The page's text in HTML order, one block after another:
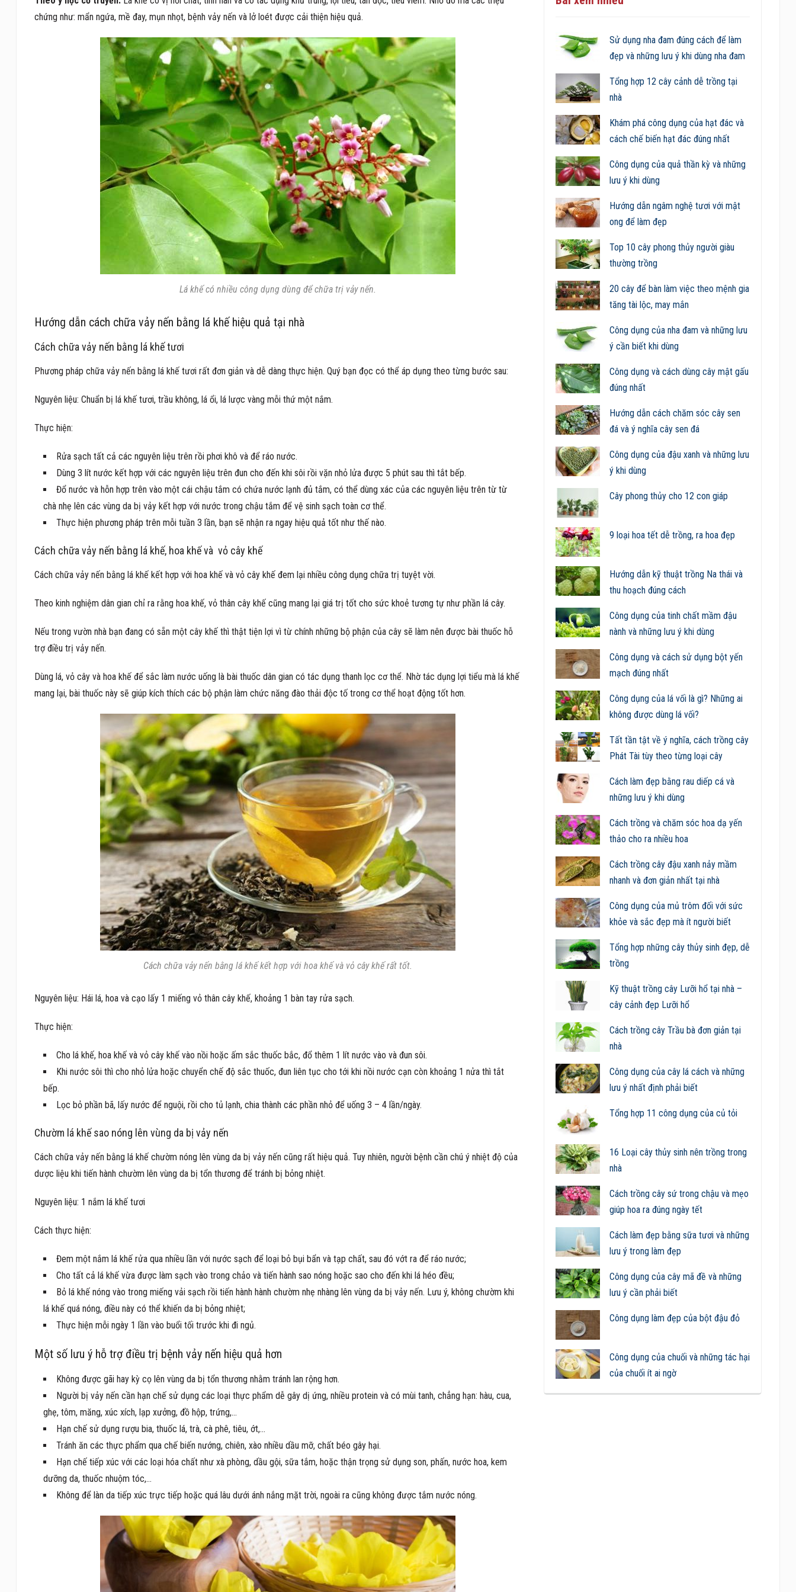
chứng như: mẩn ngứa, mề đay, mụn nhọt, bệnh vảy nến và lở loét được cải thiện hiệu quả.
Lá khế có nhiều công dụng dùng để chữa trị vảy nến.
Hướng dẫn cách chữa vảy nến bằng lá khế hiệu quả tại nhà
Cách chữa vảy nến bằng lá khế tươi
Phương pháp chữa vảy nến bằng lá khế tươi rất đơn giản và dễ dàng thực hiện. Quý bạn đọc có thể áp dụng theo từng bước sau:
Nguyên liệu: Chuẩn bị lá khế tươi, trầu không, lá ổi, lá lược vàng mỗi thứ một nắm.
Thực hiện:
Rửa sạch tất cả các nguyên liệu trên rồi phơi khô và để ráo nước.
Dùng 3 lít nước kết hợp với các nguyên liệu trên đun cho đến khi sôi rồi vặn nhỏ lửa được 5 phút sau thì tắt bếp.
Đổ nước và hỗn hợp trên vào một cái chậu tắm có chứa nước lạnh đủ tắm, có thể dùng xác của các nguyên liệu trên từ từ
chà nhẹ lên các vùng da bị vảy kết hợp với nước trong chậu tắm để vệ sinh sạch toàn cơ thể.
Thực hiện phương pháp trên mỗi tuần 3 lần, bạn sẽ nhận ra ngay hiệu quả tốt như thế nào.
Cách chữa vảy nến bằng lá khế, hoa khế và vỏ cây khế
Cách chữa vảy nến bằng lá khế kết hợp với hoa khế và vỏ cây khế đem lại nhiều công dụng chữa trị tuyệt vời.
Theo kinh nghiệm dân gian chỉ ra rằng hoa khế, vỏ thân cây khế cũng mang lại giá trị tốt cho sức khoẻ tương tự như phần lá cây.
Nếu trong vườn nhà bạn đang có sẵn một cây khế thì thật tiện lợi vì từ chính những bộ phận của cây sẽ làm nên được bài thuốc hỗ
trợ điều trị vảy nến.
Dùng lá, vỏ cây và hoa khế để sắc làm nước uống là bài thuốc dân gian có tác dụng thanh lọc cơ thể. Nhờ tác dụng lợi tiểu mà lá khế
mang lại, bài thuốc này sẽ giúp kích thích các bộ phận làm chức năng đào thải độc tố trong cơ thể hoạt động tốt hơn.
Cách chữa vảy nến bằng lá khế kết hợp với hoa khế và vỏ cây khế rất tốt.
Nguyên liệu: Hái lá, hoa và cạo lấy 1 miếng vỏ thân cây khế, khoảng 1 bàn tay rửa sạch.
Thực hiện:
Cho lá khế, hoa khế và vỏ cây khế vào nồi hoặc ấm sắc thuốc bắc, đổ thêm 1 lít nước vào và đun sôi.
Khi nước sôi thì cho nhỏ lửa hoặc chuyển chế độ sắc thuốc, đun liên tục cho tới khi nồi nước cạn còn khoảng 1 nửa thì tắt
bếp.
Lọc bỏ phần bã, lấy nước để nguội, rồi cho tủ lạnh, chia thành các phần nhỏ để uống 3 – 4 lần/ngày.
Chườm lá khế sao nóng lên vùng da bị vảy nến
Cách chữa vảy nến bằng lá khế chườm nóng lên vùng da bị vảy nến cũng rất hiệu quả. Tuy nhiên, người bệnh cần chú ý nhiệt độ của
dược liệu khi tiến hành chườm lên vùng da bị tổn thương để tránh bị bỏng nhiệt.
Nguyên liệu: 1 nắm lá khế tươi
Cách thực hiện:
Đem một nắm lá khế rửa qua nhiều lần với nước sạch để loại bỏ bụi bẩn và tạp chất, sau đó vớt ra để ráo nước;
Cho tất cả lá khế vừa được làm sạch vào trong chảo và tiến hành sao nóng hoặc sao cho đến khi lá héo đều;
Bỏ lá khế nóng vào trong miếng vải sạch rồi tiến hành hành chườm nhẹ nhàng lên vùng da bị vảy nến. Lưu ý, không chườm khi
lá khế quá nóng, điều này có thể khiến da bị bỏng nhiệt;
Thực hiện mỗi ngày 1 lần vào buổi tối trước khi đi ngủ.
Một số lưu ý hỗ trợ điều trị bệnh vảy nến hiệu quả hơn
Không được gãi hay kỳ cọ lên vùng da bị tổn thương nhằm tránh lan rộng hơn.
Người bị vảy nến cần hạn chế sử dụng các loại thực phẩm dễ gây dị ứng, nhiều protein và có mùi tanh, chẳng hạn: hàu, cua,
ghẹ, tôm, măng, xúc xích, lạp xưởng, đồ hộp, trứng,…
Hạn chế sử dụng rượu bia, thuốc lá, trà, cà phê, tiêu, ớt,…
Tránh ăn các thực phẩm qua chế biến nướng, chiên, xào nhiều dầu mỡ, chất béo gây hại.
Hạn chế tiếp xúc với các loại hóa chất như xà phòng, dầu gội, sữa tắm, hoặc thận trọng sử dụng son, phấn, nước hoa, kem
dưỡng da, thuốc nhuộm tóc,…
Không để làn da tiếp xúc trực tiếp hoặc quá lâu dưới ánh nắng mặt trời, ngoài ra cũng không được tắm nước nóng.
Sử dụng nha đam đúng cách để làm
đẹp và những lưu ý khi dùng nha đam
Tổng hợp 12 cây cảnh dễ trồng tại
nhà
Khám phá công dụng của hạt đác và
cách chế biến hạt đác đúng nhất
Công dụng của quả thần kỳ và những
lưu ý khi dùng
Hướng dẫn ngâm nghệ tươi với mật
ong để làm đẹp
Top 10 cây phong thủy người giàu
thường trồng
20 cây để bàn làm việc theo mệnh gia
tăng tài lộc, may mắn
Công dụng của nha đam và những lưu
ý cần biết khi dùng
Công dụng và cách dùng cây mật gấu
đúng nhất
Hướng dẫn cách chăm sóc cây sen
đá và ý nghĩa cây sen đá
Công dụng của đậu xanh và những lưu
ý khi dùng
Cây phong thủy cho 12 con giáp
9 loại hoa tết dễ trồng, ra hoa đẹp
Hướng dẫn kỹ thuật trồng Na thái và
thu hoạch đúng cách
Công dụng của tinh chất mầm đậu
nành và những lưu ý khi dùng
Công dụng và cách sử dụng bột yến
mạch đúng nhất
Công dụng của lá vối là gì? Những ai
không được dùng lá vối?
Tất tần tật về ý nghĩa, cách trồng cây
Phát Tài tùy theo từng loại cây
Cách làm đẹp bằng rau diếp cá và
những lưu ý khi dùng
Cách trồng và chăm sóc hoa dạ yến
thảo cho ra nhiều hoa
Cách trồng cây đậu xanh nảy mầm
nhanh và đơn giản nhất tại nhà
Công dụng của mủ trôm đối với sức
khỏe và sắc đẹp mà ít người biết
Tổng hợp những cây thủy sinh đẹp, dễ
trồng
Kỹ thuật trồng cây Lưỡi hổ tại nhà –
cây cảnh đẹp Lưỡi hổ
Cách trồng cây Trầu bà đơn giản tại
nhà
Công dụng của cây lá cách và những
lưu ý nhất định phải biết
Tổng hợp 11 công dụng của củ tỏi
16 Loại cây thủy sinh nên trồng trong
nhà
Cách trồng cây sứ trong chậu và mẹo
giúp hoa ra đúng ngày tết
Cách làm đẹp bằng sữa tươi và những
lưu ý trong làm đẹp
Công dụng của cây mã đề và những
lưu ý cần phải biết
Công dụng làm đẹp của bột đậu đỏ
Công dụng của chuối và những tác hại
của chuối ít ai ngờ